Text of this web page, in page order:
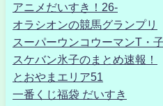
アニメだいすき！26-
オラシオンの競馬グランプリ
スーパーウンコウーマンT・子
スケバン氷子のまとめ速報！
とおやまエリア51
一番くじ福袋 だいすき